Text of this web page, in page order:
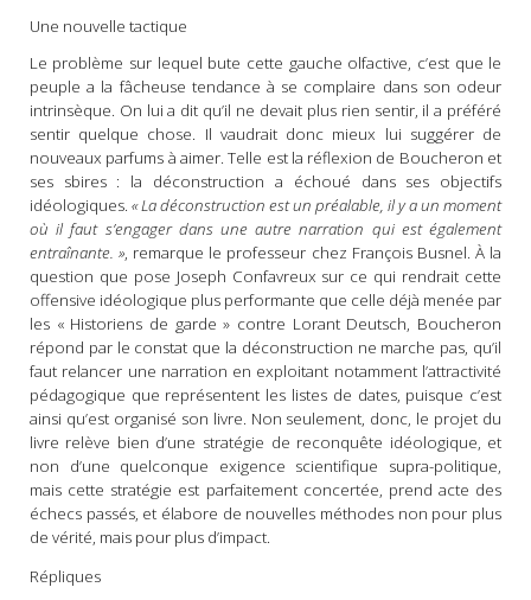
Une nouvelle tactique
Le problème sur lequel bute cette gauche olfactive, c’est que le
peuple a la fâcheuse tendance à se complaire dans son odeur
intrinsèque. On lui a dit qu’il ne devait plus rien sentir, il a préféré
sentir quelque chose. Il vaudrait donc mieux lui suggérer de
nouveaux parfums à aimer. Telle est la réflexion de Boucheron et
ses sbires : la déconstruction a échoué dans ses objectifs
idéologiques. « La déconstruction est un préalable, il y a un moment
où il faut s’engager dans une autre narration qui est également
entraînante. », remarque le professeur chez François Busnel. À la
question que pose Joseph Confavreux sur ce qui rendrait cette
offensive idéologique plus performante que celle déjà menée par
les « Historiens de garde » contre Lorant Deutsch, Boucheron
répond par le constat que la déconstruction ne marche pas, qu’il
faut relancer une narration en exploitant notamment l’attractivité
pédagogique que représentent les listes de dates, puisque c’est
ainsi qu’est organisé son livre. Non seulement, donc, le projet du
livre relève bien d’une stratégie de reconquête idéologique, et
non d’une quelconque exigence scientifique supra-politique,
mais cette stratégie est parfaitement concertée, prend acte des
échecs passés, et élabore de nouvelles méthodes non pour plus
de vérité, mais pour plus d’impact.
Répliques